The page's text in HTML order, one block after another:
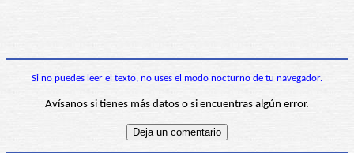
Si no puedes leer el texto, no uses el modo nocturno de tu navegador.
Avísanos si tienes más datos o si encuentras algún error.